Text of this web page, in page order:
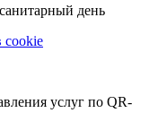
день
cookie
услуг по QR-